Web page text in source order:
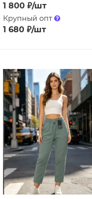
1 800 ₽/шт
Крупный опт
1 680 ₽/шт